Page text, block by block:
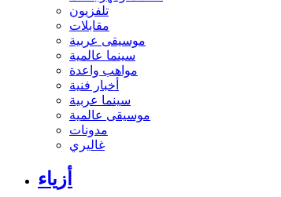
تلفزيون
مقابلات
موسيقى عربية
سينما عالمية
مواهب واعدة
أخبار فنية
سينما عربية
موسيقى عالمية
مدونات
غاليري
أزياء